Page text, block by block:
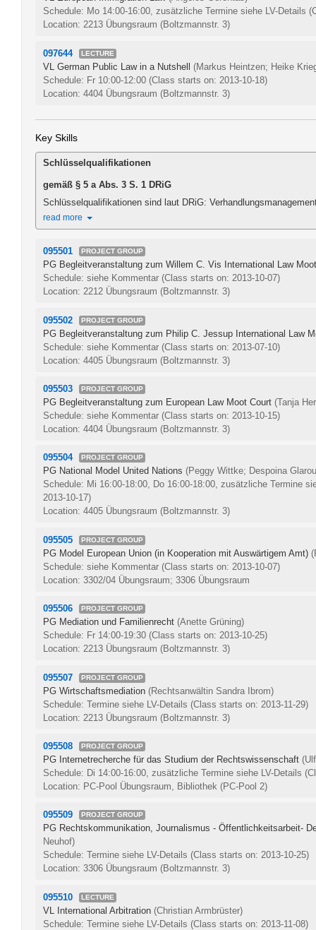
Schedule: Mo 14:00-16:00, zusätzliche Termine siehe LV-Details
Location: 2213 Übungsraum (Boltzmannstr. 3)
097644 LECTURE
VL German Public Law in a Nutshell
(Markus Heintzen; Heike
Schedule: Fr 10:00-12:00 (Class starts on: 2013-10-18)
Location: 4404 Übungsraum (Boltzmannstr. 3)
Key Skills
Schlüsselqualifikationen
gemäß § 5 a Abs. 3 S. 1 DRiG
Schlüsselqualifikationen sind laut DRiG:
read more
095501 PROJECT GROUP
PG Begleitveranstaltung zum Willem C. Vis International Law
Schedule: siehe Kommentar (Class starts on: 2013-10-07)
Location: 2212 Übungsraum (Boltzmannstr. 3)
095502 PROJECT GROUP
PG Begleitveranstaltung zum Philip C. Jessup International Law
Schedule: siehe Kommentar (Class starts on: 2013-07-10)
Location: 4405 Übungsraum (Boltzmannstr. 3)
095503 PROJECT GROUP
PG Begleitveranstaltung zum European Law Moot Court (Tanja
Schedule: siehe Kommentar (Class starts on: 2013-10-15)
Location: 4404 Übungsraum (Boltzmannstr. 3)
095504 PROJECT GROUP
PG National Model United Nations (Peggy Wittke; Despoina
Schedule: Mi 16:00-18:00, Do 16:00-18:00, zusätzliche Termine
2013-10-17)
Location: 4405 Übungsraum (Boltzmannstr. 3)
095505 PROJECT GROUP
PG Model European Union (in Kooperation mit Auswärtigem Amt)
Schedule: siehe Kommentar (Class starts on: 2013-10-07)
Location: 3302/04 Übungsraum; 3306 Übungsraum
095506 PROJECT GROUP
PG Mediation und Familienrecht (Anette Grüning)
Schedule: Fr 14:00-19:30 (Class starts on: 2013-10-25)
Location: 2213 Übungsraum (Boltzmannstr. 3)
095507 PROJECT GROUP
PG Wirtschaftsmediation (Rechtsanwältin Sandra Ibrom)
Schedule: Termine siehe LV-Details (Class starts on: 2013-11-29)
Location: 2213 Übungsraum (Boltzmannstr. 3)
095508 PROJECT GROUP
PG Internetrecherche für das Studium der Rechtswissenschaft
Schedule: Di 14:00-16:00, zusätzliche Termine siehe LV-Details
Location: PC-Pool Übungsraum, Bibliothek (PC-Pool 2)
095509 PROJECT GROUP
PG Rechtskommunikation, Journalismus - Öffentlichkeitsarbeit-
Neuhof)
Schedule: Termine siehe LV-Details (Class starts on: 2013-10-25)
Location: 3306 Übungsraum (Boltzmannstr. 3)
095510 LECTURE
VL International Arbitration (Christian Armbrüster)
Schedule: Termine siehe LV-Details (Class starts on: 2013-11-08)